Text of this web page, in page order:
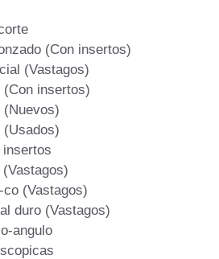
(Con insertos)
(Vastagos)
(Con insertos)
(Nuevos)
(Usados)
(Vastagos)
duro (Vastagos)
angulo